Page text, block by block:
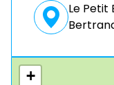
Le Petit
+